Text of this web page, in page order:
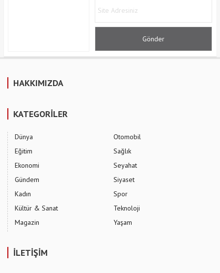
HAKKIMIZDA
KATEGORİLER
Dünya
Eğitim
Ekonomi
Gündem
Kadın
Kültür & Sanat
Magazin
Otomobil
Sağlık
Seyahat
Siyaset
Spor
Teknoloji
Yaşam
İLETİŞİM